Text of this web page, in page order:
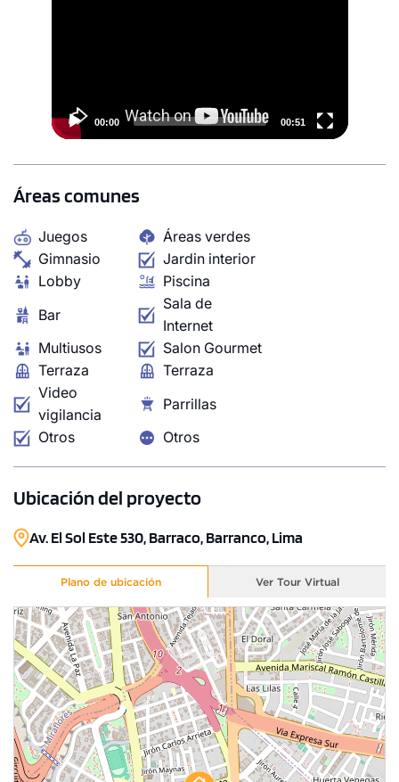
00:00 00:51
Áreas comunes
Juegos
Áreas verdes
Gimnasio
Jardin interior
Lobby
Piscina
Bar
Sala de
Internet
Multiusos
Salon Gourmet
Terraza
Terraza
Video
vigilancia
Parrillas
Otros
Otros
Ubicación del proyecto
Av. El Sol Este 530, Barraco, Barranco, Lima
Plano de ubicación Ver Tour Virtual